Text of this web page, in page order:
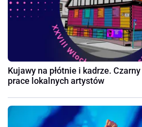
Kujawy na płótnie i kadrze.
prace lokalnych artystów